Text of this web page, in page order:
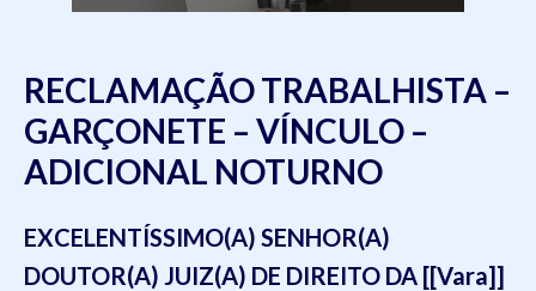
RECLAMAÇÃO TRABALHISTA –
GARÇONETE – VÍNCULO –
ADICIONAL NOTURNO
EXCELENTÍSSIMO(A) SENHOR(A)
DOUTOR(A) JUIZ(A) DE DIREITO DA [[Vara]]